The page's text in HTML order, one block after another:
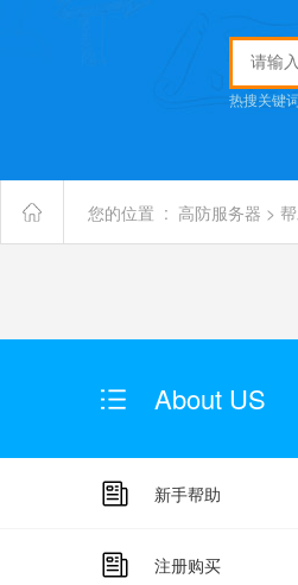
热搜关键
您的位置 : 高防服务器 >
About US
新手帮助
注册购买